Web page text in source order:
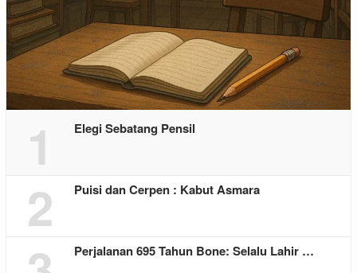
1 Elegi Sebatang Pensil
2 Puisi dan Cerpen : Kabut Asmara
Perjalanan 695 Tahun Bone: Selalu Lahir …